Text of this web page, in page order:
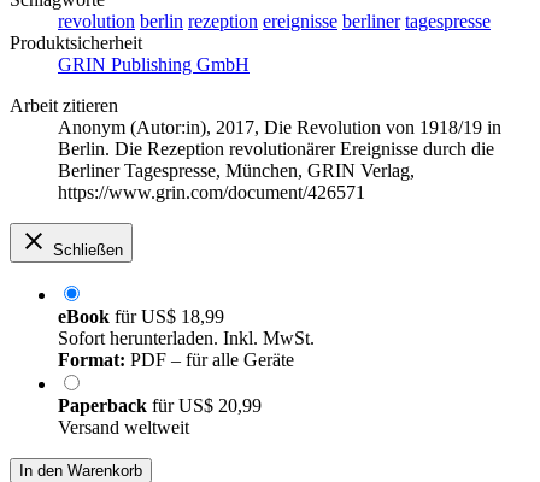
revolution berlin rezeption ereignisse berliner tagespresse
Produktsicherheit
GRIN Publishing GmbH
Arbeit zitieren
Anonym (Autor:in), 2017, Die Revolution von 1918/19 in
Berlin. Die Rezeption revolutionärer Ereignisse durch die
Berliner Tagespresse, München, GRIN Verlag,
https://www.grin.com/document/426571
Schließen
eBook fürUS$ 18,99
Sofort herunterladen. Inkl. MwSt.
Format: PDF – für alle Geräte
Paperback fürUS$ 20,99
Versand weltweit
In den Warenkorb